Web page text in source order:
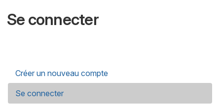
Se connecter
Onglets principaux
Créer un nouveau compte
Se connecter